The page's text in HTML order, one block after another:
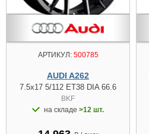
АРТИКУЛ:500785
AUDI A262
7.5x17 5/112 ET38 DIA 66.6
BKF
на складе >12 шт.